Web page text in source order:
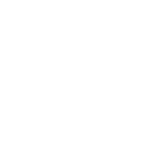
entonces hágalo".